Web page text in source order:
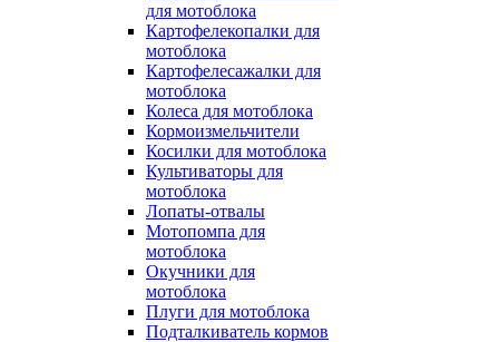
для мотоблока
Картофелекопалки для
мотоблока
Картофелесажалки для
мотоблока
Колеса для мотоблока
Кормоизмельчители
Косилки для мотоблока
Культиваторы для
мотоблока
Лопаты-отвалы
Мотопомпа для
мотоблока
Окучники для
мотоблока
Плуги для мотоблока
Подталкиватель кормов